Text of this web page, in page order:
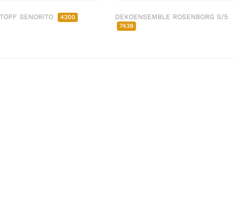
SENORITO 4200 DEKOENSEMBLE ROSENBORG S/5
7439